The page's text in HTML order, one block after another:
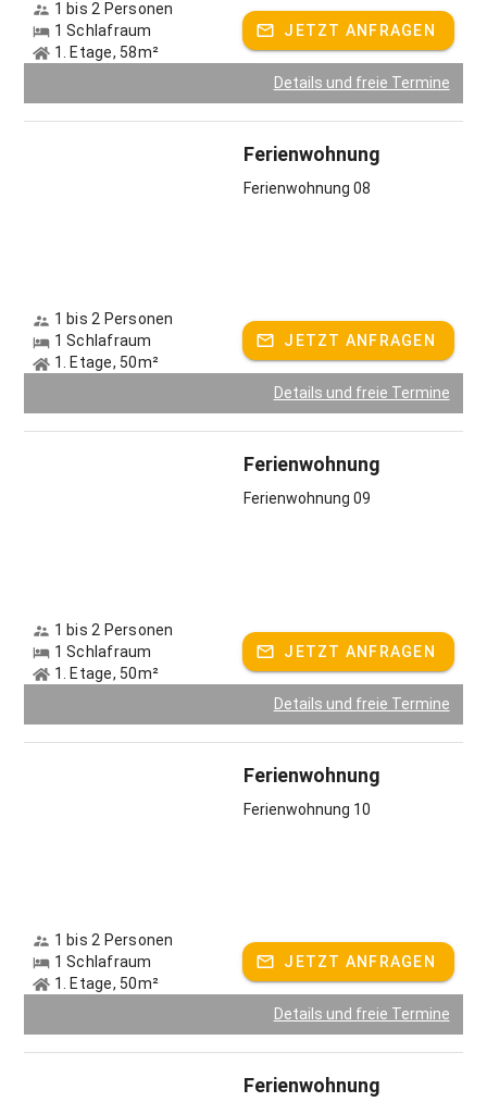
1 bis 2 Personen
1 Schlafraum
1. Etage, 58m²
JETZT ANFRAGEN
Details und freie Termine
Ferienwohnung
Ferienwohnung 08
1 bis 2 Personen
1 Schlafraum
1. Etage, 50m²
JETZT ANFRAGEN
Details und freie Termine
Ferienwohnung
Ferienwohnung 09
1 bis 2 Personen
1 Schlafraum
1. Etage, 50m²
JETZT ANFRAGEN
Details und freie Termine
Ferienwohnung
Ferienwohnung 10
1 bis 2 Personen
1 Schlafraum
1. Etage, 50m²
JETZT ANFRAGEN
Details und freie Termine
Ferienwohnung